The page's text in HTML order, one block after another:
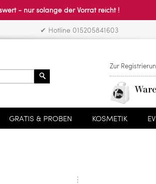
- nur solange der Vorrat reicht !
✔ Hotline 015205841603
Zur
GRATIS & PROBEN KOSMETIK